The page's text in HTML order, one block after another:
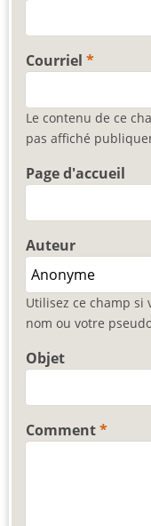
Courriel
Le contenu de ce
pas affiché
Page d'accueil
Auteur
Utilisez ce champ si
nom ou votre
Objet
Comment